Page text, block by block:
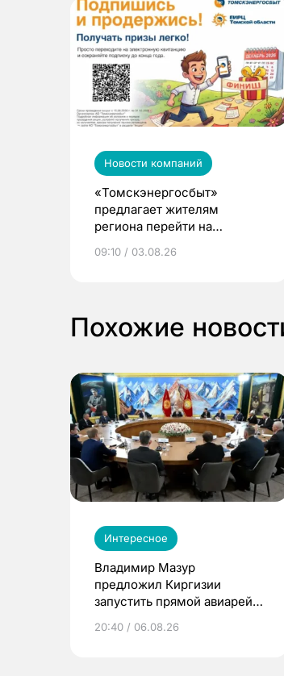
Новости компаний
«Томскэнергосбыт»
предлагает жителям
региона перейти на
выиграть призы
09:10 / 03.08.26
Похожие
Интересное
Владимир Мазур
предложил Киргизии
запустить прямой авиарейс
20:40 / 06.08.26